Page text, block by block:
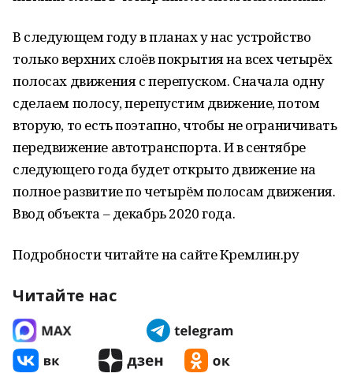
В следующем году в планах у нас устройство
только верхних слоёв покрытия на всех четырёх
полосах движения с перепуском. Сначала одну
сделаем полосу, перепустим движение, потом
вторую, то есть поэтапно, чтобы не ограничивать
передвижение автотранспорта. И в сентябре
следующего года будет открыто движение на
полное развитие по четырём полосам движения.
Ввод объекта – декабрь 2020 года.
Подробности читайте на сайте Кремлин.ру
Читайте нас